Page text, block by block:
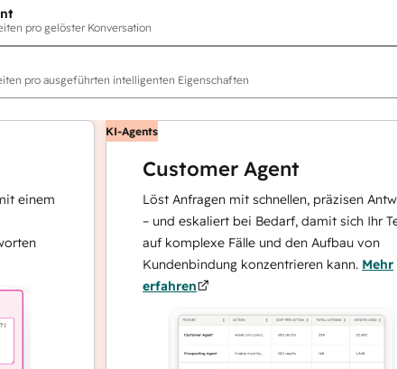
pro gelöster Konversation
pro ausgeführten intelligenten Eigenschaften
KI-Agents
Customer Agent
Löst Anfragen mit schnellen, präzisen Antworten
– und eskaliert bei Bedarf, damit sich Ihr Team
auf komplexe Fälle und den Aufbau von
Kundenbindung konzentrieren kann.Mehr
erfahren